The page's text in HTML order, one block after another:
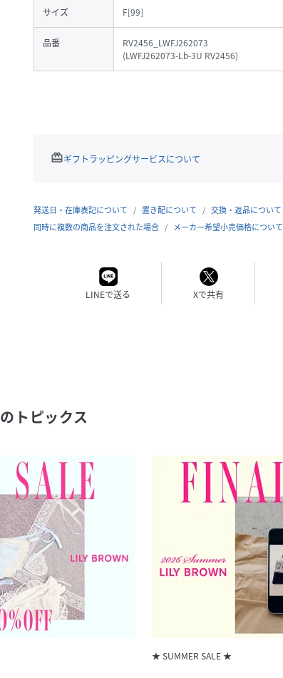
サイズ F[99]
品番
RV2456_LWFJ262073
(LWFJ262073-Lb-3U RV2456)
redeemギフトラッピングサービスについて
発送日・在庫表記について 置き配について
交換・返品について
同時に複数の商品を注文された場合
メーカー希望小売価格について
LINEで送る Xで共有
のトピックス
★ SUMMER SALE ★